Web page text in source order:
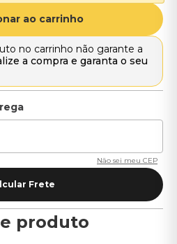
ao carrinho
no carrinho não garante a
a compra e garanta o seu
Não sei meu CEP
produto